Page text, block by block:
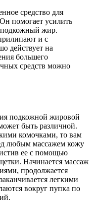
средство для
помогает усилить
подкожный жир.
и с
действует на
большего
средств можно
подкожной жировой
быть различной.
комочками, то вам
любым массажем кожу
ее с помощью
Начинается массаж
продолжается
легкими
вокруг пупка по